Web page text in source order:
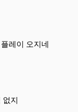
레이 오지네
지